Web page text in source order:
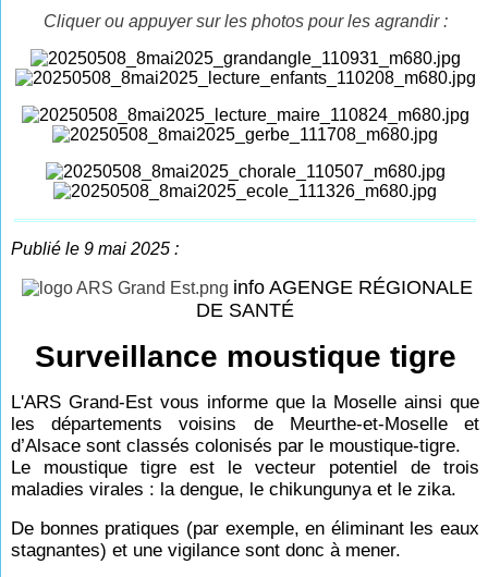
Cliquer ou appuyer sur les photos pour les agrandir :
Publié le 9 mai 2025 :
info AGENGE RÉGIONALE
DE SANTÉ
Surveillance moustique tigre
L'ARS Grand-Est vous informe que la Moselle ainsi que
les départements voisins de Meurthe-et-Moselle et
d’Alsace sont classés colonisés par le moustique-tigre.
Le moustique tigre est le vecteur potentiel de trois
maladies virales : la dengue, le chikungunya et le zika.
De bonnes pratiques (par exemple, en éliminant les eaux
stagnantes) et une vigilance sont donc à mener.